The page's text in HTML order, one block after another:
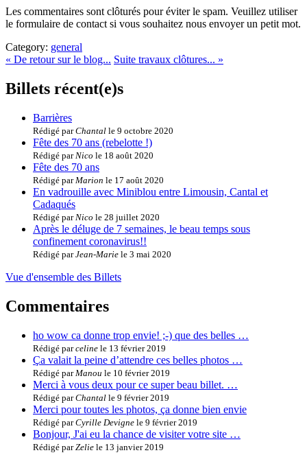
Les commentaires sont clôturés pour éviter le spam. Veuillez utiliser
le formulaire de contact si vous souhaitez nous envoyer un petit mot.
Category: general
« De retour sur le blog... Suite travaux clôtures... »
Billets récent(e)s
Barrières
Rédigé parChantal le 9 octobre 2020
Fête des 70 ans (rebelotte !)
Rédigé par Nico le 18 août 2020
Fête des 70 ans
Rédigé par Marion le 17 août 2020
En vadrouille avec Miniblou entre Limousin, Cantal et
Cadaqués
Rédigé par Nico le 28 juillet 2020
Après le déluge de 7 semaines, le beau temps sous
confinement coronavirus!!
Rédigé parJean-Marie le 3 mai 2020
Vue d'ensemble des Billets
Commentaires
ho wow ca donne trop envie! ;-) que des belles …
Rédigé parceline le 13 février 2019
Ça valait la peine d’attendre ces belles photos …
Rédigé par Manou le 10 février 2019
Merci à vous deux pour ce super beau billet. …
Rédigé parChantal le 9 février 2019
Merci pour toutes les photos, ça donne bien envie
Rédigé parCyrille Devigne le 9 février 2019
Bonjour, J'ai eu la chance de visiter votre site …
Rédigé parZelie le 13 janvier 2019